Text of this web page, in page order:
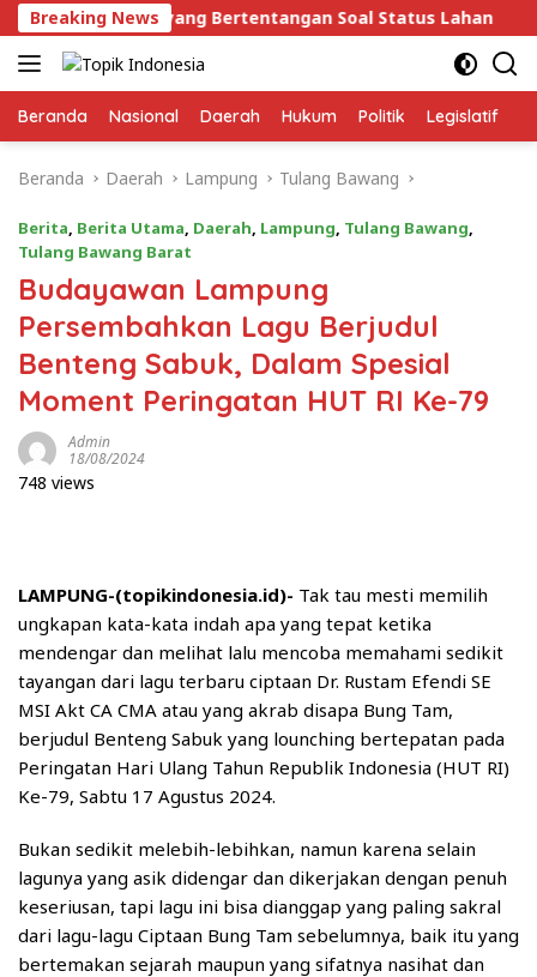
Langsung
ke
konten
Breaking News
yang Bertentangan Soal Status Lahan Wagub
Beranda Nasional Daerah Hukum Politik Legislatif
Beranda Daerah Lampung Tulang Bawang
Berita, Berita Utama, Daerah, Lampung, Tulang Bawang,
Tulang Bawang Barat
Budayawan Lampung
Persembahkan Lagu Berjudul
Benteng Sabuk, Dalam Spesial
Moment Peringatan HUT RI Ke-79
Admin
18/08/2024
748 views
LAMPUNG-(topikindonesia.id)- Tak tau mesti memilih
ungkapan kata-kata indah apa yang tepat ketika
mendengar dan melihat lalu mencoba memahami sedikit
tayangan dari lagu terbaru ciptaan Dr. Rustam Efendi SE
MSI Akt CA CMA atau yang akrab disapa Bung Tam,
berjudul Benteng Sabuk yang lounching bertepatan pada
Peringatan Hari Ulang Tahun Republik Indonesia (HUT RI)
Ke-79, Sabtu 17 Agustus 2024.
Bukan sedikit melebih-lebihkan, namun karena selain
lagunya yang asik didengar dan dikerjakan dengan penuh
keseriusan, tapi lagu ini bisa dianggap yang paling sakral
dari lagu-lagu Ciptaan Bung Tam sebelumnya, baik itu yang
bertemakan sejarah maupun yang sifatnya nasihat dan